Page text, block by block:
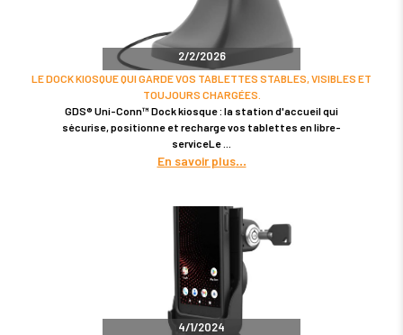
2/2/2026
LE DOCK KIOSQUE QUI GARDE VOS TABLETTES STABLES, VISIBLES ET
TOUJOURS CHARGÉES.
GDS® Uni-Conn™ Dock kiosque : la station d'accueil qui
sécurise, positionne et recharge vos tablettes en libre-
serviceLe
En savoir plus
4/1/2024